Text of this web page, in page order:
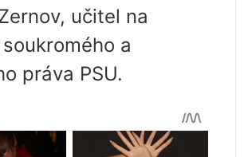
učitel na
a
práva PSU.